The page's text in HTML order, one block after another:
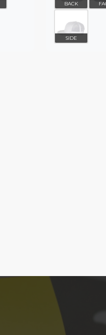
BACK
SIDE